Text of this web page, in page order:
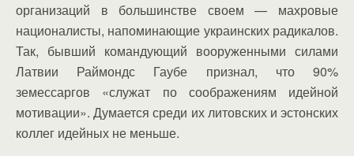
организаций в большинстве своем — махровые
националисты, напоминающие украинских радикалов.
Так, бывший командующий вооруженными силами
Латвии Раймондс Гаубе признал, что 90%
земессаргов «служат по соображениям идейной
мотивации». Думается среди их литовских и эстонских
коллег идейных не меньше.